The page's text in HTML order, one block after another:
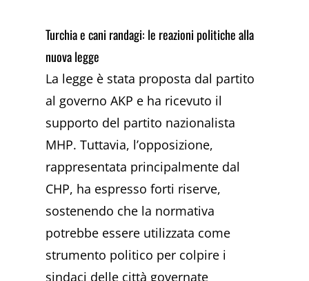
Turchia e cani randagi: le reazioni politiche alla
nuova legge
La legge è stata proposta dal partito
al governo AKP e ha ricevuto il
supporto del partito nazionalista
MHP. Tuttavia, l’opposizione,
rappresentata principalmente dal
CHP, ha espresso forti riserve,
sostenendo che la normativa
potrebbe essere utilizzata come
strumento politico per colpire i
sindaci delle città governate